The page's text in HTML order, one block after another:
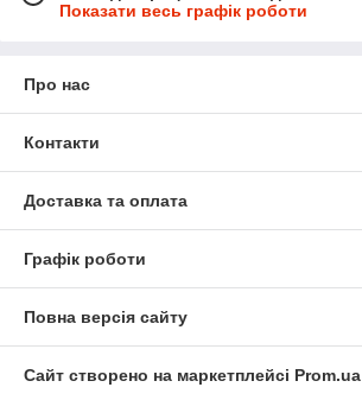
Показати весь графік роботи
Про нас
Контакти
Доставка та оплата
Графік роботи
Повна версія сайту
Сайт створено на маркетплейсі Prom.ua